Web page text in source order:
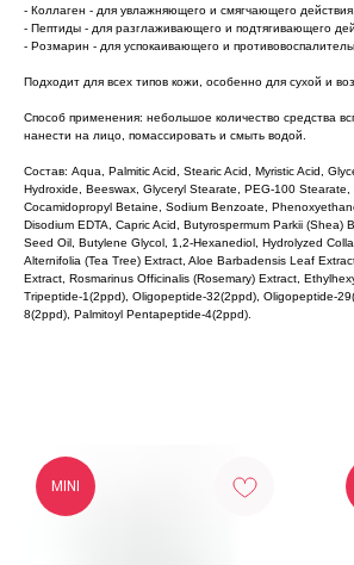
- Коллаген - для увлажняющего и смягчающего действия.
- Пептиды - для разглаживающего и подтягивающего
- Розмарин - для успокаивающего и
Подходит для всех типов кожи, особенно для сухой и
Способ применения: небольшое количество средства
нанести на лицо, помассировать и смыть водой.
Состав: Aqua, Palmitic Acid, Stearic Acid, Myristic Acid,
Hydroxide, Beeswax, Glyceryl Stearate, PEG-100 Stearate,
Cocamidopropyl Betaine, Sodium Benzoate,
Disodium EDTA, Capric Acid, Butyrospermum Parkii (Shea)
Seed Oil, Butylene Glycol, 1,2-Hexanediol, Hydrolyzed
Alternifolia (Tea Tree) Extract, Aloe Barbadensis Leaf
Extract, Rosmarinus Officinalis (Rosemary) Extract,
Tripeptide-1(2ppd), Oligopeptide-32(2ppd), Oligopeptide-
8(2ppd), Palmitoyl Pentapeptide-4(2ppd).
MINI